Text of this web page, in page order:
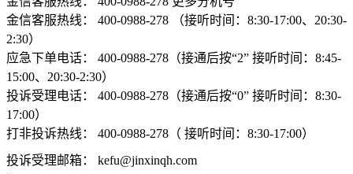
金信客服热线：
400-0988-278 （接听时间：8:30-17:00、20:30-
2:30）
应急下单电话：
400-0988-278（接通后按“2” 接听时间：8:45-
15:00、20:30-2:30）
投诉受理电话：
400-0988-278（接通后按“0” 接听时间：8:30-
17:00）
打非投诉热线：
400-0988-278（ 接听时间：8:30-17:00）
投诉受理邮箱：
kefu@jinxinqh.com